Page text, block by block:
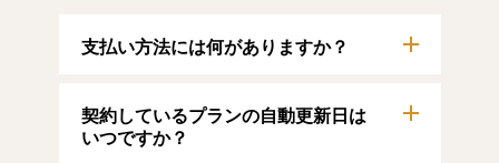
支払い方法には何がありますか？
す。
【クレジットカード】
契約しているプランの自動更新日は
いつですか？